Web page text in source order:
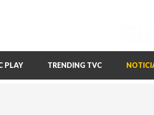
PLAY TRENDING TVC